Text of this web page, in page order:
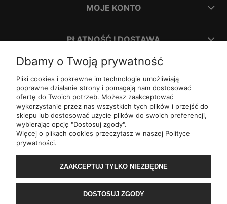
MOJE KONTO
PŁATNOŚĆ I DOSTAWA
INFORMACJE
O NAS
ul.Romana Dmowskiego 1,
Św. Filipa 23/3, 31-150 Kraków
ul.Mielęckiego 10 lok 503,
Al.Jerozolimskie 81 lok 7.10, 02-001 Warszawa
Wały Piastowskie 1lok. 1508,80-855 Gdańsk
ul. Grochowa 4, 15-423 Białystok
ul.ul. 1-go Maja 13lok. 2,20-410 Lublin
Rejtana 49/6, 35-310 Rzeszów
Franciszka z Asyżu 62, 93-479
Dbamy o Twoją prywatność
Pliki cookies i pokrewne im technologie umożliwiają
poprawne działanie strony i pomagają nam dostosować
ofertę do Twoich potrzeb. Możesz zaakceptować
wykorzystanie przez nas wszystkich tych plików i przejść do
sklepu lub dostosować użycie plików do swoich preferencji,
wybierając opcję "Dostosuj zgody".
Więcej o plikach cookies przeczytasz w naszej Polityce
prywatności.
ZAAKCEPTUJ TYLKO NIEZBĘDNE
DOSTOSUJ ZGODY